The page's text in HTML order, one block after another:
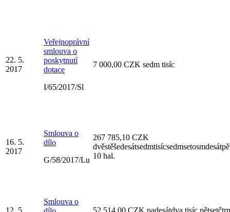
22. 5.
2017
Veřejnoprávní
smlouva o
poskytnutí
dotace
I/65/2017/Sl
7 000,00 CZK sedm tisíc
16. 5.
2017
Smlouva o
dílo
G/58/2017/Lu
267 785,10 CZK
10 hal.
12. 5.
Smlouva o
52 514,00 CZK padesátdva tisíc